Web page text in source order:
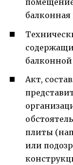
балконная
Акт,
плиты
или